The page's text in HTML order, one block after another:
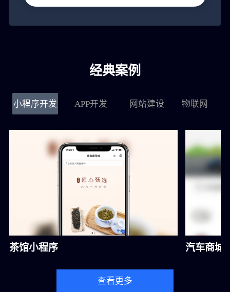
151****3221
经典案例
小程序开发 APP开发 网站建设 物联网
茶馆小程序 汽车商城
查看更多